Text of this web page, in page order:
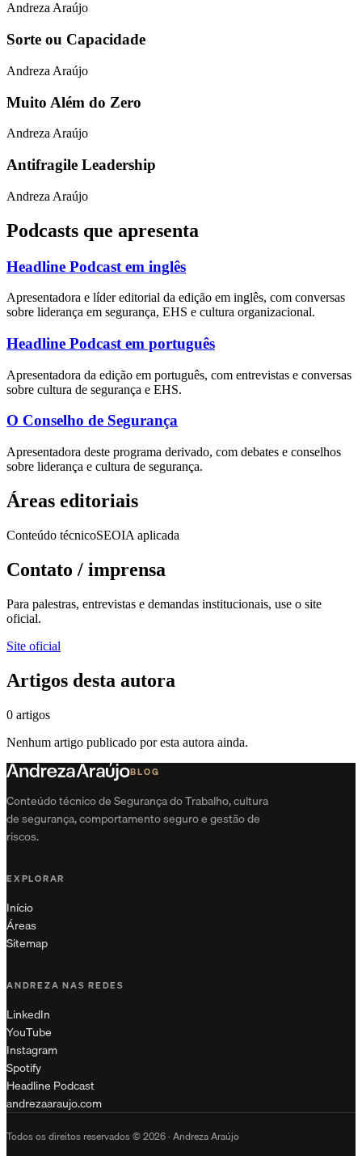
Andreza Araújo
Sorte ou Capacidade
Andreza Araújo
Muito Além do Zero
Andreza Araújo
Antifragile Leadership
Andreza Araújo
Podcasts que apresenta
Headline Podcast em inglês
Apresentadora e líder editorial da edição em inglês, com conversas
sobre liderança em segurança, EHS e cultura organizacional.
Headline Podcast em português
Apresentadora da edição em português, com entrevistas e conversas
sobre cultura de segurança e EHS.
O Conselho de Segurança
Apresentadora deste programa derivado, com debates e conselhos
sobre liderança e cultura de segurança.
Áreas editoriais
Conteúdo técnicoSEOIA aplicada
Contato / imprensa
Para palestras, entrevistas e demandas institucionais, use o site
oficial.
Site oficial
Artigos desta autora
0 artigos
Nenhum artigo publicado por esta autora ainda.
BLOG
Conteúdo técnico de Segurança do Trabalho, cultura
de segurança, comportamento seguro e gestão de
riscos.
EXPLORAR
Início
Áreas
Sitemap
ANDREZA NAS REDES
LinkedIn
YouTube
Instagram
Spotify
Headline Podcast
andrezaaraujo.com
Todos os direitos reservados © 2026 · Andreza Araújo